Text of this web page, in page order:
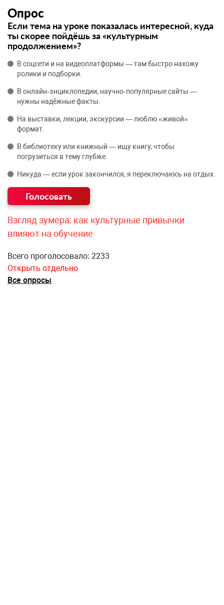
Опрос
Если тема на уроке показалась интересной, куда
ты скорее пойдёшь за «культурным
продолжением»?
В соцсети и на видеоплатформы — там быстро нахожу
ролики и подборки.
В онлайн‑энциклопедии, научно‑популярные сайты —
нужны надёжные факты.
На выставки, лекции, экскурсии — люблю «живой»
формат.
В библиотеку или книжный — ищу книгу, чтобы
погрузиться в тему глубже.
Никуда — если урок закончился, я переключаюсь на отдых.
Взгляд зумера: как культурные привычки
влияют на обучение
Всего проголосовало: 2233
Открыть отдельно
Все опросы